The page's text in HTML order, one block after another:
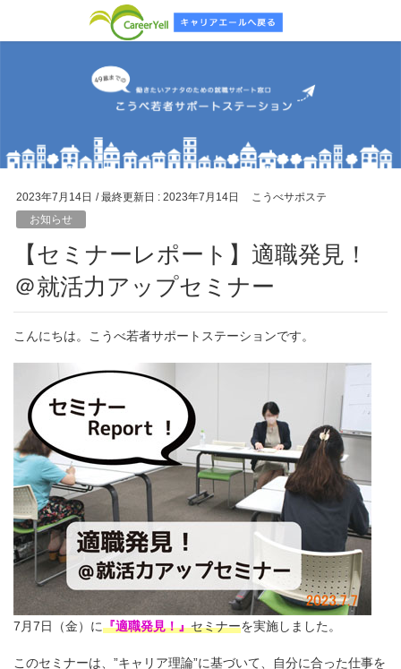
2023年7月14日 / 最終更新日 : 2023年7月14日
こうべサポステ
お知らせ
【セミナーレポート】適職発見！
＠就活力アップセミナー
こんにちは。こうべ若者サポートステーションです。
7月7日（金）に『適職発見！』セミナーを実施しました。
このセミナーは、”キャリア理論”に基づいて、自分に合った仕事を